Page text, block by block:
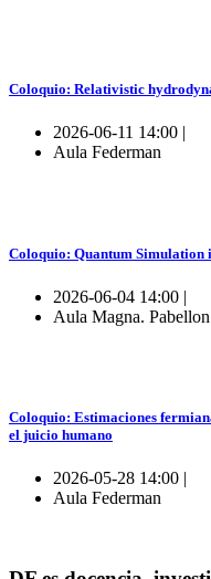
Coloquio: Relativistic
2026-06-11 14:00 |
Aula Federman
Coloquio: Quantum Simulation
2026-06-04 14:00 |
Aula Magna. Pabellon
Coloquio: Estimaciones
el juicio humano
2026-05-28 14:00 |
Aula Federman